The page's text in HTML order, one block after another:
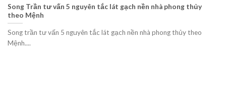
Song Trần tư vấn 5 nguyên tắc lát gạch nền nhà phong thủy
theo Mệnh
Song trần tư vấn 5 nguyên tắc lát gạch nền nhà phong thủy theo
Mệnh....